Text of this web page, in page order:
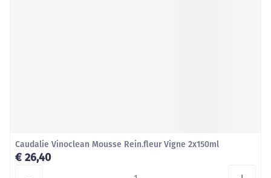
Caudalie Vinoclean Mousse Rein.fleur Vigne 2x150ml
€ 26,40